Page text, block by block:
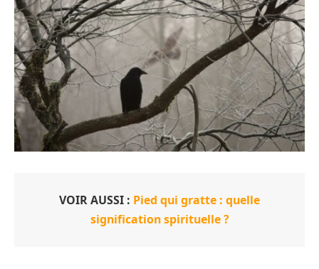
VOIR AUSSI : Pied qui gratte : quelle
signification spirituelle ?